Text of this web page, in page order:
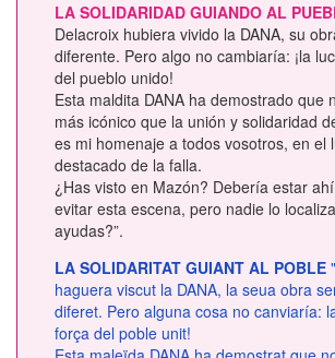
LA SOLIDARIDAD GUIANDO AL
Delacroix hubiera vivido la DANA, su
diferente. Pero algo no cambiaría: ¡la
del pueblo unido!
Esta maldita DANA ha demostrado que
más icónico que la unión y solidaridad
es mi homenaje a todos vosotros, en el
destacado de la falla.
¿Has visto en Mazón? Debería estar
evitar esta escena, pero nadie lo
ayudas?”.
LA SOLIDARITAT GUIANT AL POBLE
haguera viscut la DANA, la seua obra
diferet. Pero alguna cosa no canviaría:
força del poble unit!